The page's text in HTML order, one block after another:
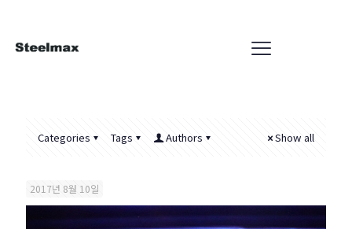
Categories Tags Authors Show all
2017년 8월 10일